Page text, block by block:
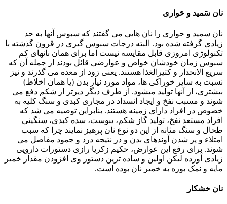
نان سَمید و حَواری
نان سمید و حواری را نان هایی می گفتند که سبوس آنها به حد
زیادی گرفته شده بود. البته درجات سبوس گیری در قرون گذشته با
تکنولوژی امروزی قابل مقایسه نیست اما برای همان نانهای کم
سبوس زمان خودشان خواص و عوارضی قائل بودند از جمله آن که
سریع الانحدار و کثیرالغذا هستند. یعنی زود از معده می گذرند و نیز
نسبت به سایر خوراکی ها، مواد مورد نیاز بدن (یا همان اخلاط)
بیشتری، از آنها تولید میشود. از طرف دیگر دیرتر از شکم دفع می
شوند و مسبب نفخ و ایجاد انسداد در مجاری کبدی و سنگ کلیه به
خصوص در افراد دارای زمینه هستند. بنابراین توصیه می شد که
افراد مستعد نفخ، تولید گاز شکم، یبوست، سده کبدی، سنگینی
طحال و سنگ مثانه از این دو نوع نان پرهیز نمایند چرا که سبب
امتلاء و پر شدن آوندهای بدن و در نتیجه درد و جمود مفاصل می
شوند. برای رفع این عوارض، حکیم زکریا رازی دستورات دارویی
زیادی آورده لیکن اولین و ساده ترین دستور وی افزودن مقدار خمیر
مایه و نمک بوره به خمیر نان بوده است.
نان خشکار